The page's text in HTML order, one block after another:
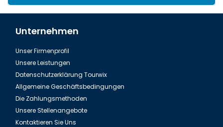
Unternehmen
Unser Firmenprofil
Unsere Leistungen
Datenschutzerklärung Tourwix
Allgemeine Geschäftsbedingungen
Die Zahlungsmethoden
Unsere Stellenangebote
Kontaktieren Sie Uns